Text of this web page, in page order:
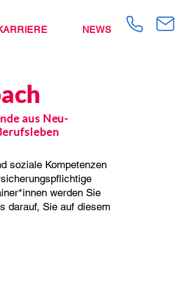
NEWS
aus Neu-
soziale Kompetenzen
werden Sie
darauf, Sie auf diesem